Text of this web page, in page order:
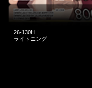
26-130H
ライトニング